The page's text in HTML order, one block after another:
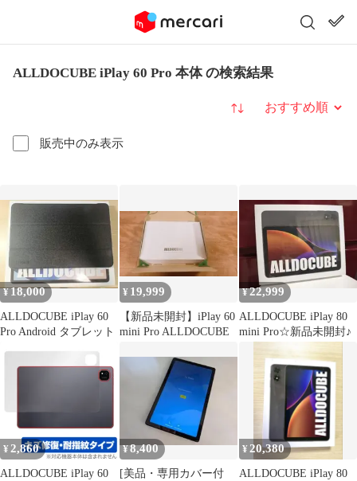
ALLDOCUBE iPlay 60 Pro 本体 の検索結果
販売中のみ表示
並び替え
¥18,000
ALLDOCUBE iPlay 60
Pro Android タブレット
¥ 19,999
【新品未開封】iPlay 60
mini Pro ALLDOCUBE
¥22,999
ALLDOCUBE iPlay 80
mini Pro☆新品未開封♪
¥ 2,860
ALLDOCUBE iPlay 60
¥8,400
[美品・専用カバー付
¥ 20,380
ALLDOCUBE iPlay 80